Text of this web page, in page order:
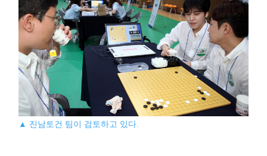
▲ 진남토건 팀이 검토하고 있다.